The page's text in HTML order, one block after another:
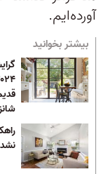
آورده‌ایم.
بیشتر بخوانید